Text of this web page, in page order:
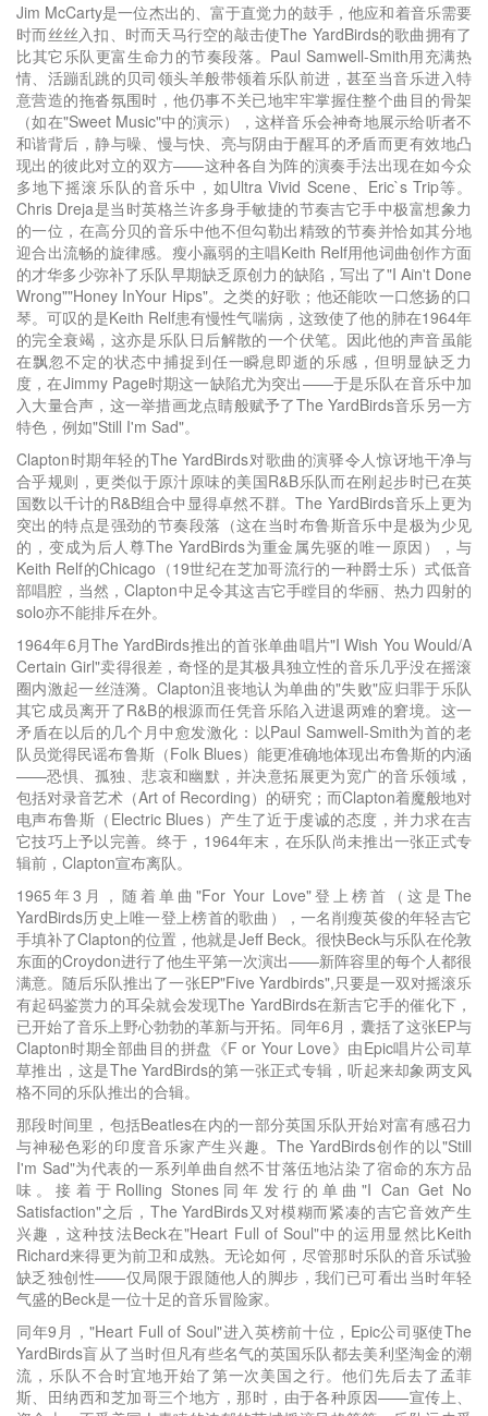
Jim McCarty是一位杰出的、富于直觉力的鼓手，他应和着音乐需要
时而丝丝入扣、时而天马行空的敲击使The YardBirds的歌曲拥有了
比其它乐队更富生命力的节奏段落。Paul Samwell-Smith用充满热
情、活蹦乱跳的贝司领头羊般带领着乐队前进，甚至当音乐进入特
意营造的拖沓氛围时，他仍事不关已地牢牢掌握住整个曲目的骨架
（如在"Sweet Music"中的演示），这样音乐会神奇地展示给听者不
和谐背后，静与噪、慢与快、亮与阴由于醒耳的矛盾而更有效地凸
现出的彼此对立的双方——这种各自为阵的演奏手法出现在如今众
多地下摇滚乐队的音乐中，如Ultra Vivid Scene、Eric`s Trip等。
Chris Dreja是当时英格兰许多身手敏捷的节奏吉它手中极富想象力
的一位，在高分贝的音乐中他不但勾勒出精致的节奏并恰如其分地
迎合出流畅的旋律感。瘦小羸弱的主唱Keith Relf用他词曲创作方面
的才华多少弥补了乐队早期缺乏原创力的缺陷，写出了"I Ain't Done
Wrong""Honey InYour Hips"。之类的好歌；他还能吹一口悠扬的口
琴。可叹的是Keith Relf患有慢性气喘病，这致使了他的肺在1964年
的完全衰竭，这亦是乐队日后解散的一个伏笔。因此他的声音虽能
在飘忽不定的状态中捕捉到任一瞬息即逝的乐感，但明显缺乏力
度，在Jimmy Page时期这一缺陷尤为突出——于是乐队在音乐中加
入大量合声，这一举措画龙点睛般赋予了The YardBirds音乐另一方
特色，例如"Still I'm Sad"。
Clapton时期年轻的The YardBirds对歌曲的演驿令人惊讶地干净与
合乎规则，更类似于原汁原味的美国R&B乐队而在刚起步时已在英
国数以千计的R&B组合中显得卓然不群。The YardBirds音乐上更为
突出的特点是强劲的节奏段落（这在当时布鲁斯音乐中是极为少见
的，变成为后人尊The YardBirds为重金属先驱的唯一原因），与
Keith Relf的Chicago（19世纪在芝加哥流行的一种爵士乐）式低音
部唱腔，当然，Clapton中足令其这吉它手瞠目的华丽、热力四射的
solo亦不能排斥在外。
1964年6月The YardBirds推出的首张单曲唱片"I Wish You Would/A
Certain Girl"卖得很差，奇怪的是其极具独立性的音乐几乎没在摇滚
圈内激起一丝涟漪。Clapton沮丧地认为单曲的"失败"应归罪于乐队
其它成员离开了R&B的根源而任凭音乐陷入进退两难的窘境。这一
矛盾在以后的几个月中愈发激化：以Paul Samwell-Smith为首的老
队员觉得民谣布鲁斯（Folk Blues）能更准确地体现出布鲁斯的内涵
——恐惧、孤独、悲哀和幽默，并决意拓展更为宽广的音乐领域，
包括对录音艺术（Art of Recording）的研究；而Clapton着魔般地对
电声布鲁斯（Electric Blues）产生了近于虔诚的态度，并力求在吉
它技巧上予以完善。终于，1964年末，在乐队尚未推出一张正式专
辑前，Clapton宣布离队。
1965年3月，随着单曲"For Your Love"登上榜首（这是The
YardBirds历史上唯一登上榜首的歌曲），一名削瘦英俊的年轻吉它
手填补了Clapton的位置，他就是Jeff Beck。很快Beck与乐队在伦敦
东面的Croydon进行了他生平第一次演出——新阵容里的每个人都很
满意。随后乐队推出了一张EP"Five Yardbirds",只要是一双对摇滚乐
有起码鉴赏力的耳朵就会发现The YardBirds在新吉它手的催化下，
已开始了音乐上野心勃勃的革新与开拓。同年6月，囊括了这张EP与
Clapton时期全部曲目的拼盘《F or Your Love》由Epic唱片公司草
草推出，这是The YardBirds的第一张正式专辑，听起来却象两支风
格不同的乐队推出的合辑。
那段时间里，包括Beatles在内的一部分英国乐队开始对富有感召力
与神秘色彩的印度音乐家产生兴趣。The YardBirds创作的以"Still
I'm Sad"为代表的一系列单曲自然不甘落伍地沾染了宿命的东方品
味。接着于Rolling Stones同年发行的单曲"I Can Get No
Satisfaction"之后，The YardBirds又对模糊而紧凑的吉它音效产生
兴趣，这种技法Beck在"Heart Full of Soul"中的运用显然比Keith
Richard来得更为前卫和成熟。无论如何，尽管那时乐队的音乐试验
缺乏独创性——仅局限于跟随他人的脚步，我们已可看出当时年轻
气盛的Beck是一位十足的音乐冒险家。
同年9月，"Heart Full of Soul"进入英榜前十位，Epic公司驱使The
YardBirds盲从了当时但凡有些名气的英国乐队都去美利坚淘金的潮
流，乐队不合时宜地开始了第一次美国之行。他们先后去了孟菲
斯、田纳西和芝加哥三个地方，那时，由于各种原因——宣传上、